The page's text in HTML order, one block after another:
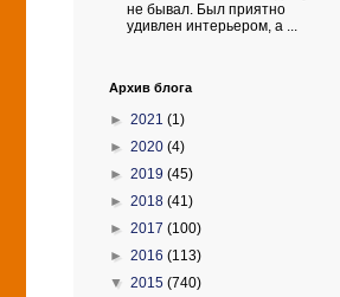
не бывал. Был приятно
удивлен интерьером, а ...
Архив блога
► 2021 (1)
► 2020 (4)
► 2019 (45)
► 2018 (41)
► 2017 (100)
► 2016 (113)
▼ 2015 (740)